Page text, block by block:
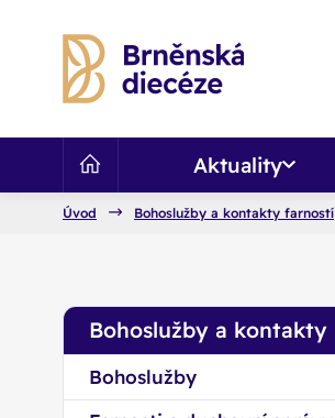
Aktuality
Úvod Bohoslužby a kontakty farností
Bohoslužby a kontakty
Bohoslužby